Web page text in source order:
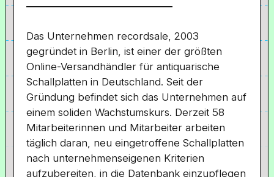
Das Unternehmen recordsale, 2003
gegründet in Berlin, ist einer der größten
Online-Versandhändler für antiquarische
Schallplatten in Deutschland. Seit der
Gründung befindet sich das Unternehmen auf
einem soliden Wachstumskurs. Derzeit 58
Mitarbeiterinnen und Mitarbeiter arbeiten
täglich daran, neu eingetroffene Schallplatten
nach unternehmenseigenen Kriterien
aufzubereiten, in die Datenbank einzupflegen